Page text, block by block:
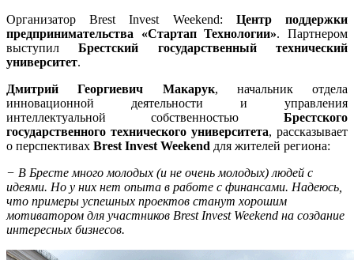
Организатор Brest Invest Weekend: Центр поддержки
предпринимательства «Стартап Технологии». Партнером
выступилБрестский государственный технический
университет.
Дмитрий Георгиевич Макарук, начальник отдела
инновационной деятельности и управления
интеллектуальной собственностью Брестского
государственного технического университета, рассказывает
о перспективах Brest Invest Weekend для жителей региона:
− В Бресте много молодых (и не очень молодых) людей с
идеями. Но у них нет опыта в работе с финансами. Надеюсь,
что примеры успешных проектов станут хорошим
мотиватором для участников Brest Invest Weekend на создание
интересных бизнесов.